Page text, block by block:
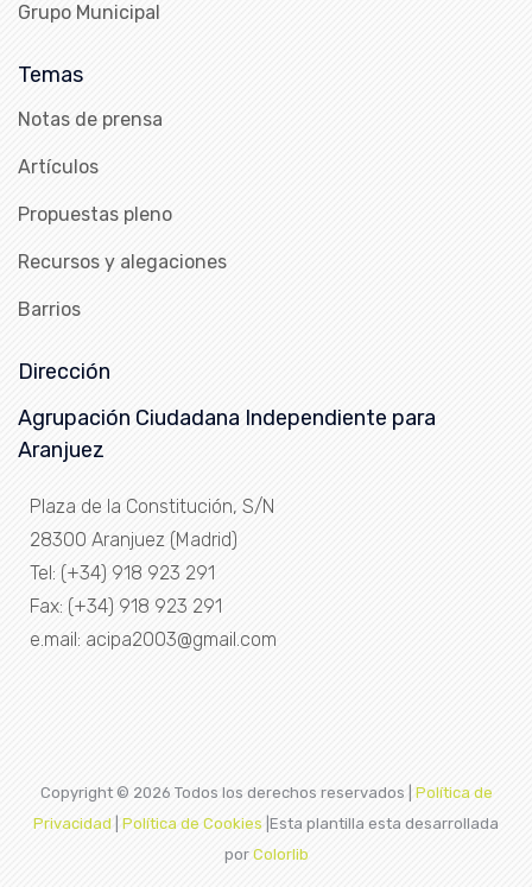
Grupo Municipal
Temas
Notas de prensa
Artículos
Propuestas pleno
Recursos y alegaciones
Barrios
Dirección
Agrupación Ciudadana Independiente para
Aranjuez
Plaza de la Constitución, S/N
28300 Aranjuez (Madrid)
Tel: (+34) 918 923 291
Fax: (+34) 918 923 291
e.mail: acipa2003@gmail.com
Copyright © 2026 Todos los derechos reservados | Política de
Privacidad
Política de Cookies |Esta plantilla esta desarrollada
por Colorlib